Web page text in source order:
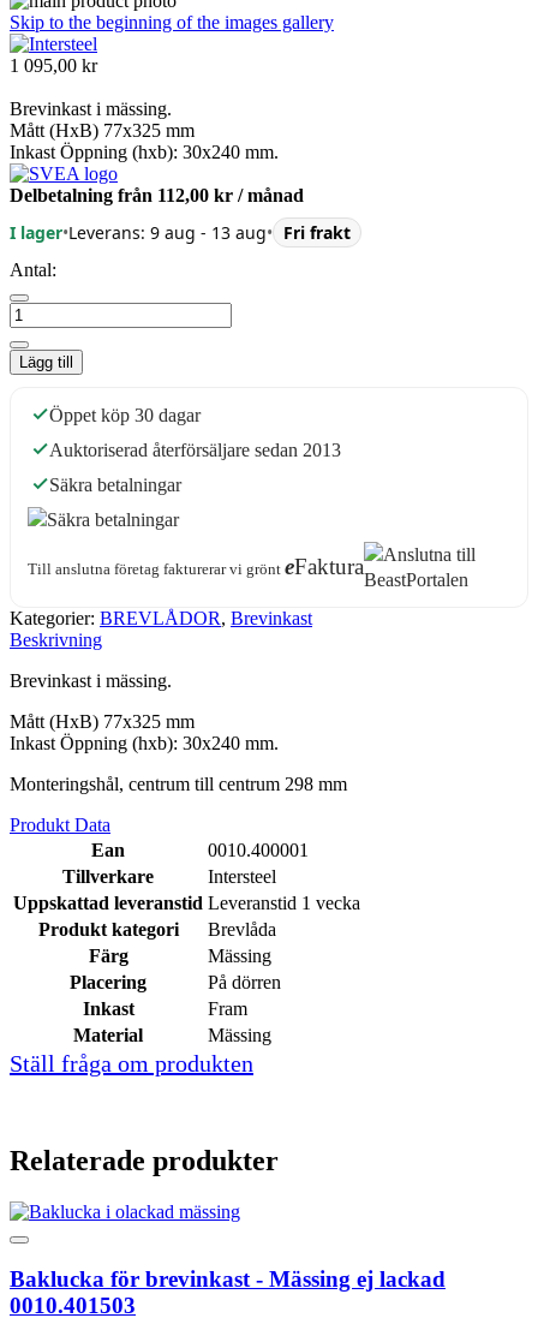
Skip to the beginning of the images gallery
1 095,00 kr
Brevinkast i mässing.
Mått (HxB) 77x325 mm
Inkast Öppning (hxb): 30x240 mm.
Delbetalning från 112,00 kr / månad
I lager•Leverans: 9 aug - 13 aug• Fri frakt
Antal:
Lägg till
Öppet köp 30 dagar
Auktoriserad återförsäljare sedan 2013
Säkra betalningar
Till anslutna företag fakturerar vi grönt eFaktura
Kategorier: BREVLÅDOR, Brevinkast
Beskrivning
Brevinkast i mässing.
Mått (HxB) 77x325 mm
Inkast Öppning (hxb): 30x240 mm.
Monteringshål, centrum till centrum 298 mm
Produkt Data
Ean
0010.400001
Tillverkare
Intersteel
Uppskattad leveranstid Leveranstid 1 vecka
Produkt kategori
Brevlåda
Färg
Mässing
Placering
På dörren
Inkast
Fram
Material
Mässing
Ställ fråga om produkten
Relaterade produkter
Baklucka för brevinkast - Mässing ej lackad
0010.401503